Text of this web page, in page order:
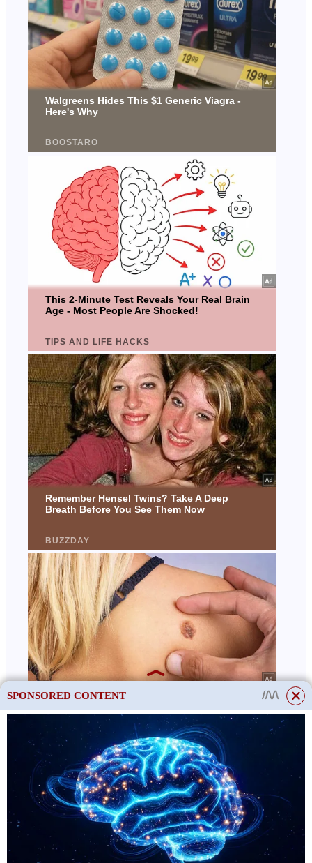
SPONSORED CONTENT